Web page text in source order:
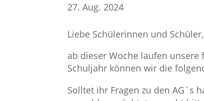
27. Aug. 2024
Liebe Schülerinnen und Schüler,
ab dieser Woche laufen
Schuljahr können wir die
Solltet ihr Fragen zu den AG´s